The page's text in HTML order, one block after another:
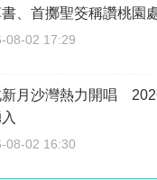
、首擲聖筊稱讚桃園
08-02 17:29
新月沙灣熱力開唱
08-02 16:30